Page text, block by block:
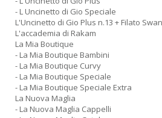
- L Uncinetto di Gio Speciale
L'Uncinetto di Gio Plus n.13 + Filato
L'accademia di Rakam
La Mia Boutique
- La Mia Boutique Bambini
- La Mia Boutique Curvy
- La Mia Boutique Speciale
- La Mia Boutique Speciale Extra
La Nuova Maglia
- La Nuova Maglia Cappelli